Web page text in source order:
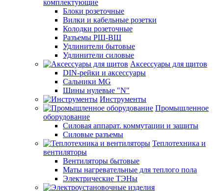
комплектующие
Блоки розеточные
Вилки и кабельные розетки
Колодки розеточные
Разъемы РШ-ВШ
Удлинители бытовые
Удлинители силовые
Аксессуары для щитов
DIN-рейки и аксессуары
Сальники MG
Шины нулевые "N"
Инструменты
Промышленное
оборудование
Силовая аппарат. коммутации и защиты
Силовые разъемы
Теплотехника и
вентиляторы
Вентиляторы бытовые
Маты нагревательные для теплого пола
Электрические ТЭНы